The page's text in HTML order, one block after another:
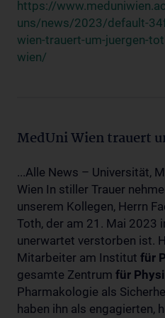
https://
uns/news/2023/default-
wien-trauert-um-juergen-
wien/
MedUni Wien trauert
...Alle News – Universität,
Wien In stiller Trauer
unserem Kollegen, Herrn
Toth, der am 21. Mai 2023
unerwartet verstorben ist.
Mitarbeiter am Institut für
gesamte Zentrum für
Pharmakologie als
haben ihn als engagierten,